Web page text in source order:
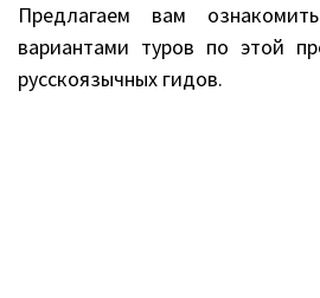
Предлагаем вам
вариантами туров по этой
русскоязычных гидов.